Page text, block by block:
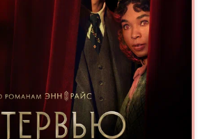
Про богов
Про вампиров
Про викингов
Про гангстеров
Про деревню
Про драконов